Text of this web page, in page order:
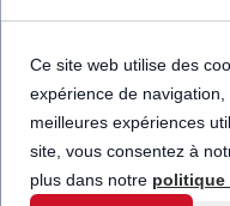
Ce site web utilise des
expérience de
meilleures expériences
site, vous consentez à
plus dans notre politique